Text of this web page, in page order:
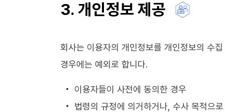
3. 개인정보 제공
회사는 이용자의 개인정보를 개인정보의 수
경우에는 예외로 합니다.
이용자들이 사전에 동의한 경우
법령의 규정에 의거하거나, 수사 목적으